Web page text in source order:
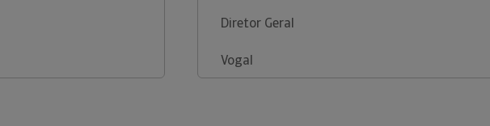
Diretor Geral
Vogal